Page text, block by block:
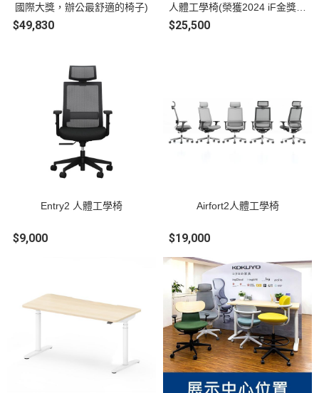
國際大獎，辦公最舒適的椅子)
$49,830
人體工學椅(榮獲2024 iF金獎及
$25,500
Entry2 人體工學椅
$9,000
Airfort2人體工學椅
$19,000